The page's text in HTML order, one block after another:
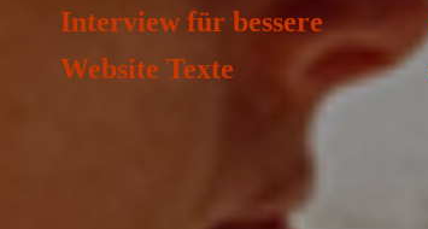
Interview für bessere
Website Texte